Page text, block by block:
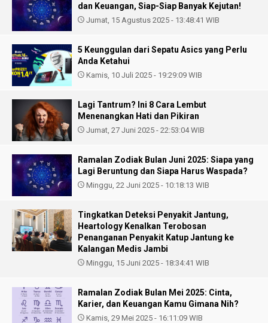
dan Keuangan, Siap-Siap Banyak Kejutan!
Jumat, 15 Agustus 2025 - 13:48:41 WIB
5 Keunggulan dari Sepatu Asics yang Perlu
Anda Ketahui
Kamis, 10 Juli 2025 - 19:29:09 WIB
Lagi Tantrum? Ini 8 Cara Lembut
Menenangkan Hati dan Pikiran
Jumat, 27 Juni 2025 - 22:53:04 WIB
Ramalan Zodiak Bulan Juni 2025: Siapa yang
Lagi Beruntung dan Siapa Harus Waspada?
Minggu, 22 Juni 2025 - 10:18:13 WIB
Tingkatkan Deteksi Penyakit Jantung,
Heartology Kenalkan Terobosan
Penanganan Penyakit Katup Jantung ke
Kalangan Medis Jambi
Minggu, 15 Juni 2025 - 18:34:41 WIB
Ramalan Zodiak Bulan Mei 2025: Cinta,
Karier, dan Keuangan Kamu Gimana Nih?
Kamis, 29 Mei 2025 - 16:11:09 WIB